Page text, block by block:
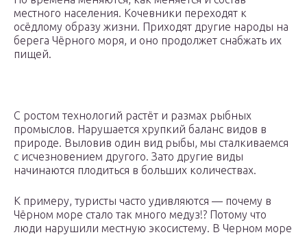
местного населения. Кочевники переходят к
осёдлому образу жизни. Приходят другие народы на
берега Чёрного моря, и оно продолжет снабжать их
пищей.
С ростом технологий растёт и размах рыбных
промыслов. Нарушается хрупкий баланс видов в
природе. Выловив один вид рыбы, мы сталкиваемся
с исчезновением другого. Зато другие виды
начинаются плодиться в больших количествах.
К примеру, туристы часто удивляются — почему в
Чёрном море стало так много медуз!? Потому что
люди нарушили местную экосистему. В Черном море